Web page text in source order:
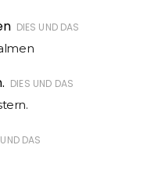
DIES UND DAS
DIES UND DAS
DAS